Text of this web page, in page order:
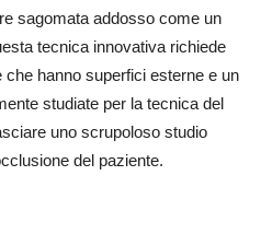
sagomata addosso come un
tecnica innovativa richiede
hanno superfici esterne e un
studiate per la tecnica del
uno scrupoloso studio
del paziente.